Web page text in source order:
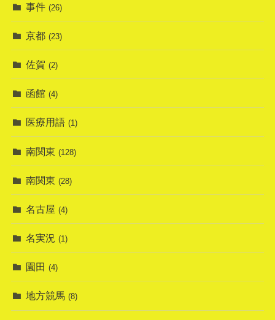
事件 (26)
京都 (23)
佐賀 (2)
函館 (4)
医療用語 (1)
南関東 (128)
南関東 (28)
名古屋 (4)
名実況 (1)
園田 (4)
地方競馬 (8)